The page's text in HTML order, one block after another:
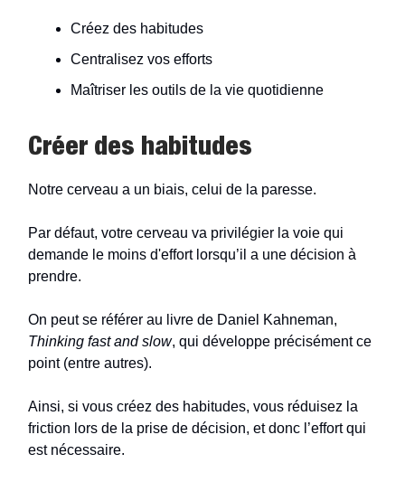
Créez des habitudes
Centralisez vos efforts
Maîtriser les outils de la vie quotidienne
Créer des habitudes
Notre cerveau a un biais, celui de la paresse.
Par défaut, votre cerveau va privilégier la voie qui
demande le moins d'effort lorsqu’il a une décision à
prendre.
On peut se référer au livre de Daniel Kahneman,
Thinking fast and slow, qui développe précisément ce
point (entre autres).
Ainsi, si vous créez des habitudes, vous réduisez la
friction lors de la prise de décision, et donc l’effort qui
est nécessaire.